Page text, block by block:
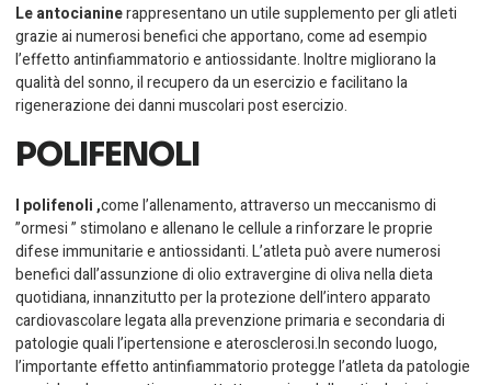
Le antocianinerappresentano un utile supplemento per gli atleti
grazie ai numerosi benefici che apportano, come ad esempio
l’effetto antinfiammatorio e antiossidante. Inoltre migliorano la
qualità del sonno, il recupero da un esercizio e facilitano la
rigenerazione dei danni muscolari post esercizio.
POLIFENOLI
I polifenoli ,come l’allenamento, attraverso un meccanismo di
”ormesi ” stimolano e allenano le cellule a rinforzare le proprie
difese immunitarie e antiossidanti. L’atleta può avere numerosi
benefici dall’assunzione di olio extravergine di oliva nella dieta
quotidiana, innanzitutto per la protezione dell’intero apparato
cardiovascolare legata alla prevenzione primaria e secondaria di
patologie quali l’ipertensione e aterosclerosi.In secondo luogo,
l’importante effetto antinfiammatorio protegge l’atleta da patologie